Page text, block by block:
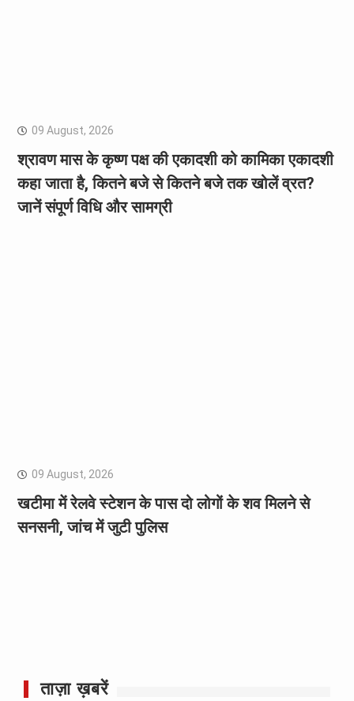
09 August, 2026
श्रावण मास के कृष्ण पक्ष की एकादशी को कामिका एकादशी
कहा जाता है, कितने बजे से कितने बजे तक खोलें व्रत?
जानें संपूर्ण विधि और सामग्री
09 August, 2026
खटीमा में रेलवे स्टेशन के पास दो लोगों के शव मिलने से
सनसनी, जांच में जुटी पुलिस
ताज़ा ख़बरें